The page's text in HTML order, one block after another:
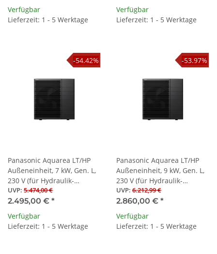
Verfügbar
Lieferzeit: 1 - 5 Werktage
Verfügbar
Lieferzeit: 1 - 5 Werktage
-54.42%
Panasonic Aquarea LT/HP
Außeneinheit, 7 kW, Gen. L,
230 V (für Hydraulik-
Splitwärmepumpen)
UVP: 5.474,00 €
2.495,00 € *
Verfügbar
Lieferzeit: 1 - 5 Werktage
-53.97%
Panasonic Aquarea LT/HP
Außeneinheit, 9 kW, Gen. L,
230 V (für Hydraulik-
Splitwärmepumpen)
UVP: 6.212,99 €
2.860,00 € *
Verfügbar
Lieferzeit: 1 - 5 Werktage